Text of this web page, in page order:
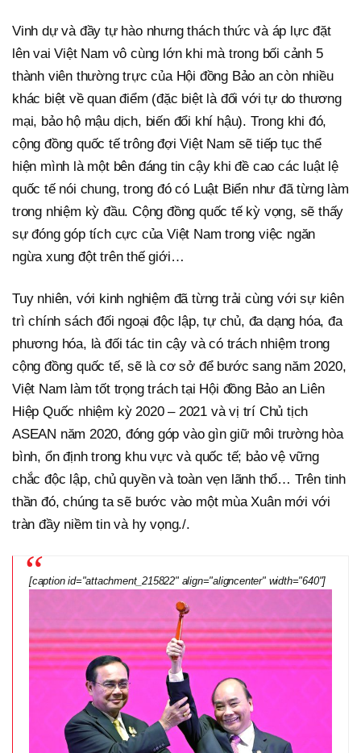
Vinh dự và đầy tự hào nhưng thách thức và áp lực đặt
lên vai Việt Nam vô cùng lớn khi mà trong bối cảnh 5
thành viên thường trực của Hội đồng Bảo an còn nhiều
khác biệt về quan điểm (đặc biệt là đối với tự do thương
mại, bảo hộ mậu dịch, biến đổi khí hậu). Trong khi đó,
cộng đồng quốc tế trông đợi Việt Nam sẽ tiếp tục thể
hiện mình là một bên đáng tin cậy khi đề cao các luật lệ
quốc tế nói chung, trong đó có Luật Biển như đã từng làm
trong nhiệm kỳ đầu. Cộng đồng quốc tế kỳ vọng, sẽ thấy
sự đóng góp tích cực của Việt Nam trong việc ngăn
ngừa xung đột trên thế giới…
Tuy nhiên, với kinh nghiệm đã từng trải cùng với sự kiên
trì chính sách đối ngoại độc lập, tự chủ, đa dạng hóa, đa
phương hóa, là đối tác tin cậy và có trách nhiệm trong
cộng đồng quốc tế, sẽ là cơ sở để bước sang năm 2020,
Việt Nam làm tốt trọng trách tại Hội đồng Bảo an Liên
Hiệp Quốc nhiệm kỳ 2020 – 2021 và vị trí Chủ tịch
ASEAN năm 2020, đóng góp vào gìn giữ môi trường hòa
bình, ổn định trong khu vực và quốc tế; bảo vệ vững
chắc độc lập, chủ quyền và toàn vẹn lãnh thổ… Trên tinh
thần đó, chúng ta sẽ bước vào một mùa Xuân mới với
tràn đầy niềm tin và hy vọng./.
[caption id="attachment_215822" align="aligncenter" width="640"]